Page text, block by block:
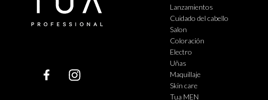
Lanzamientos
Cuidado del cabello
Salon
Coloración
Electro
Uñas
Maquillaje
Skin care
Tua MEN